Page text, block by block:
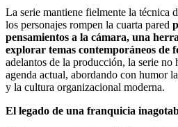
La serie mantiene fielmente la técnica
los personajes rompen la cuarta pared
pensamientos a la cámara, una
explorar temas contemporáneos de
adelantos de la producción, la serie no
agenda actual, abordando con humor
y la cultura organizacional moderna.
El legado de una franquicia